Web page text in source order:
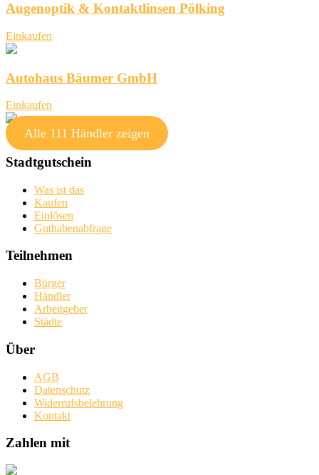
Augenoptik & Kontaktlinsen Pölking
Einkaufen
Autohaus Bäumer GmbH
Einkaufen
Alle 111 Händler zeigen
Stadtgutschein
Was ist das
Kaufen
Einlösen
Guthabenabfrage
Teilnehmen
Bürger
Händler
Arbeitgeber
Städte
Über
AGB
Datenschutz
Widerrufsbelehrung
Kontakt
Zahlen mit